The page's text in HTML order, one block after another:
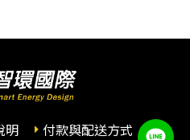
明
付款與配送方式